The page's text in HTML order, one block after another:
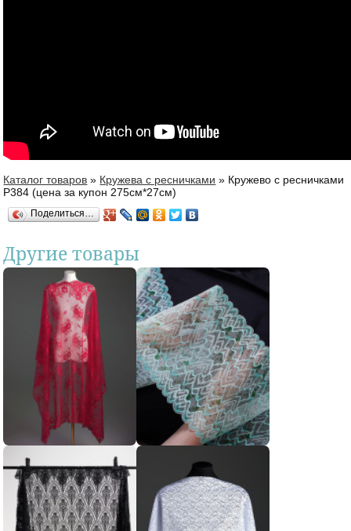
Вы здесь
Каталог товаров » Кружева с ресничками » Кружево с ресничками
Р384 (цена за купон 275см*27см)
Поделиться…
Другие товары